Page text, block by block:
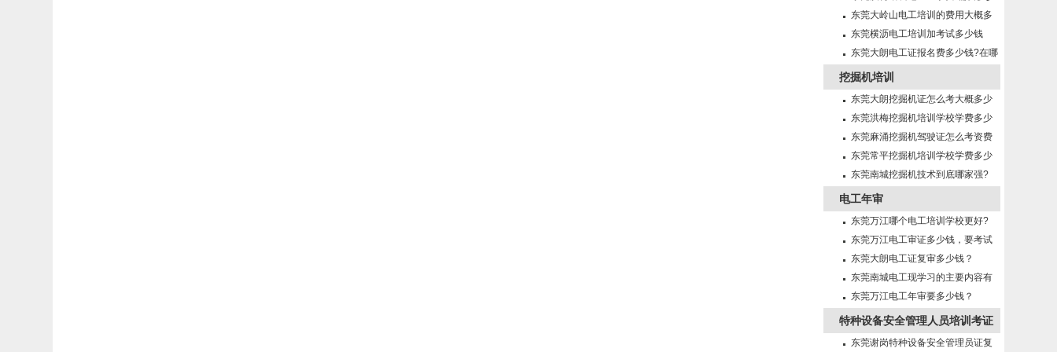
钱?需要什么条件?
东莞大岭山电工培训的费用大概多
少钱啊
东莞横沥电工培训加考试多少钱
东莞大朗电工证报名费多少钱?在哪
里报名?
挖掘机培训
东莞大朗挖掘机证怎么考大概多少
钱?在哪里报名？
东莞洪梅挖掘机培训学校学费多少
钱?
东莞麻涌挖掘机驾驶证怎么考资费
多少?
东莞常平挖掘机培训学校学费多少
钱?
东莞南城挖掘机技术到底哪家强?
电工年审
东莞万江哪个电工培训学校更好?
东莞万江电工审证多少钱，要考试
吗？
东莞大朗电工证复审多少钱？
东莞南城电工现学习的主要内容有
哪些?
东莞万江电工年审要多少钱？
特种设备安全管理人员培训考证
东莞谢岗特种设备安全管理员证复